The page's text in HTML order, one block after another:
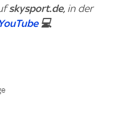
skysport.de, in der
YouTube💻